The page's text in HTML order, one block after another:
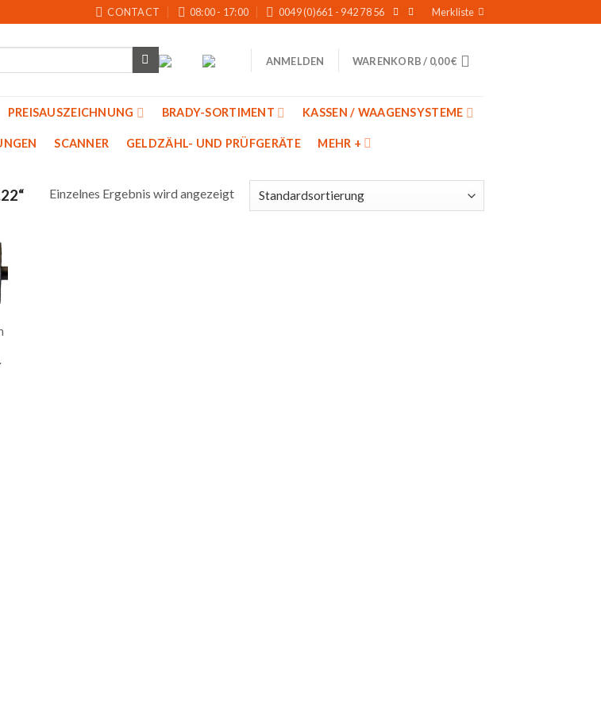
CONTACT 08:00 - 17:00 0049 (0)661 - 942 78 56 Merkliste
ANMELDEN WARENKORB / 0,00€
PREISAUSZEICHNUNG BRADY-SORTIMENT KASSEN / WAAGENSYSTEME
SCANNER GELDZÄHL- UND PRÜFGERÄTE MEHR +
Einzelnes Ergebnis wird angezeigt